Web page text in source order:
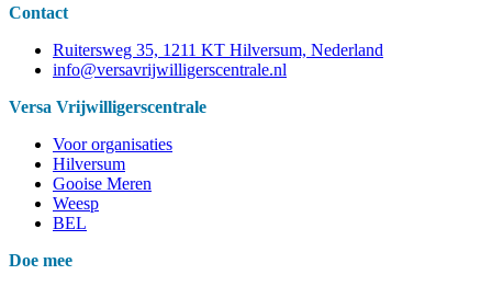
Contact
Ruitersweg 35, 1211 KT Hilversum, Nederland
info@versavrijwilligerscentrale.nl
Versa Vrijwilligerscentrale
Voor organisaties
Hilversum
Gooise Meren
Weesp
BEL
Doe mee